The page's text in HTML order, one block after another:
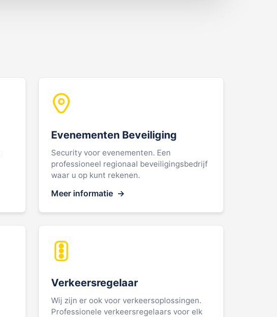
Evenementen Beveiliging
Security voor evenementen. Een
professioneel regionaal beveiligingsbedrijf
waar u op kunt rekenen.
Meer informatie
Verkeersregelaar
Wij zijn er ook voor verkeersoplossingen.
Professionele verkeersregelaars voor elk